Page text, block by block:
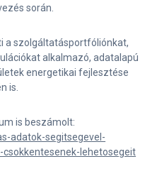
során.
a szolgáltatásportfóliónkat,
alkalmazó, adatalapú
energetikai fejlesztése
is.
is beszámolt:
adatok-segitsegevel-
lehetosegeit